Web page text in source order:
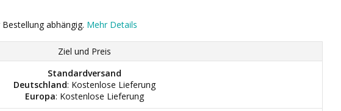
abhängig. Mehr Details
Ziel und Preis
Standardversand
Deutschland: Kostenlose Lieferung
Europa: Kostenlose Lieferung